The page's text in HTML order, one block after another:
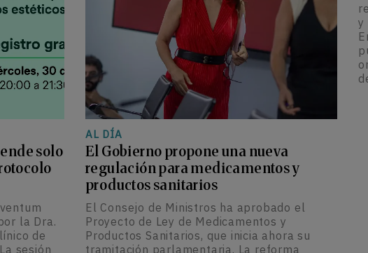
solo
la Dra.
de
sesión
AL DÍA
El Gobierno propone una nueva
regulación para medicamentos y
productos sanitarios
El Consejo de Ministros ha aprobado el
Proyecto de Ley de Medicamentos y
Productos Sanitarios, que inicia ahora su
tramitación parlamentaria. La reforma
y